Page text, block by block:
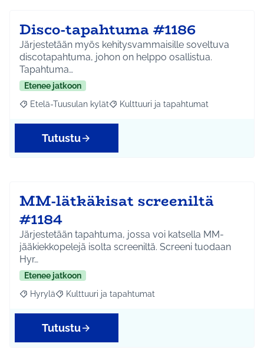
Disco-tapahtuma #1186
Järjestetään myös kehitysvammaisille soveltuva
discotapahtuma, johon on helppo osallistua.
Tapahtuma…
Etenee jatkoon
Rajaa tulokset aihepiirin mukaan: Etelä-Tuusulan kylät
Etelä-Tuusulan kylät Rajaa tulokset teeman mukaan:
Kulttuuri ja tapahtumat
Tutustu
MM-lätkäkisat screeniltä
#1184
Järjestetään tapahtuma, jossa voi katsella MM-
jääkiekkopelejä isolta screeniltä. Screeni tuodaan
Hyr…
Etenee jatkoon
Rajaa tulokset aihepiirin mukaan: Hyrylä
Hyrylä Rajaa tulokset teeman mukaan: Kulttuuri ja
Kulttuuri ja tapahtumat
Tutustu